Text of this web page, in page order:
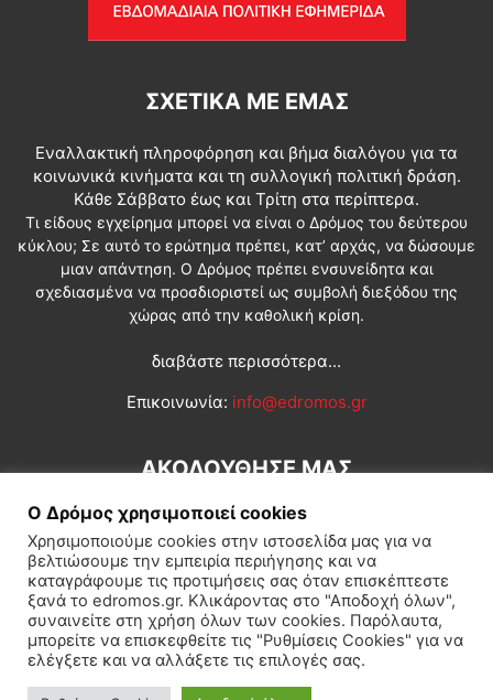
ΣΧΕΤΙΚΆ ΜΕ ΕΜΆΣ
Εναλλακτική πληροφόρηση και βήμα διαλόγου για τα
κοινωνικά κινήματα και τη συλλογική πολιτική δράση.
Κάθε Σάββατο έως και Τρίτη στα περίπτερα.
Τι είδους εγχείρημα μπορεί να είναι ο Δρόμος του δεύτερου
κύκλου; Σε αυτό το ερώτημα πρέπει, κατ’ αρχάς, να δώσουμε
μιαν απάντηση. Ο Δρόμος πρέπει ενσυνείδητα και
σχεδιασμένα να προσδιοριστεί ως συμβολή διεξόδου της
χώρας από την καθολική κρίση.
διαβάστε περισσότερα...
Επικοινωνία: info@edromos.gr
ΑΚΟΛΟΥΘΗΣΕ ΜΑΣ
Εγγραφή συνδρομητή Πολιτική Διεθνή Κοινωνία
Πολιτισμός Αφιερώματα
Ο Δρόμος χρησιμοποιεί cookies
Χρησιμοποιούμε cookies στην ιστοσελίδα μας για να
βελτιώσουμε την εμπειρία περιήγησης και να
καταγράφουμε τις προτιμήσεις σας όταν επισκέπτεστε
ξανά το edromos.gr. Κλικάροντας στο "Αποδοχή όλων",
συναινείτε στη χρήση όλων των cookies. Παρόλαυτα,
μπορείτε να επισκεφθείτε τις "Ρυθμίσεις Cookies" για να
ελέγξετε και να αλλάξετε τις επιλογές σας.